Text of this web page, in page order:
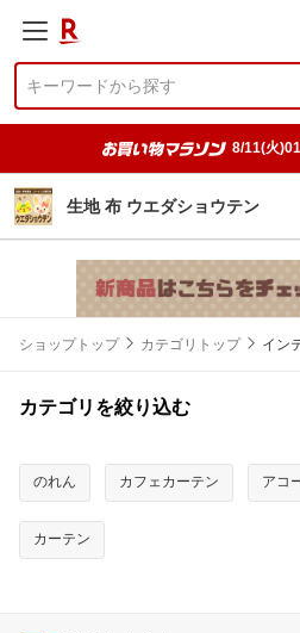
8/11(火
生地 布 ウエダショウテン
ショップトップ カテゴリトップ イン
カテゴリを絞り込む
のれん カフェカーテン アコ
カーテン